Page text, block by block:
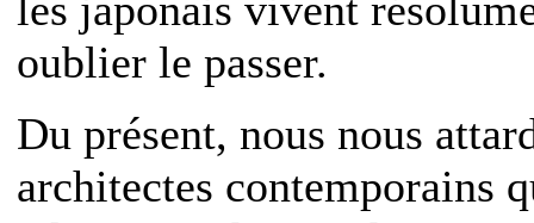
oublier le passer.
Du présent, nous nous
architectes contemporains